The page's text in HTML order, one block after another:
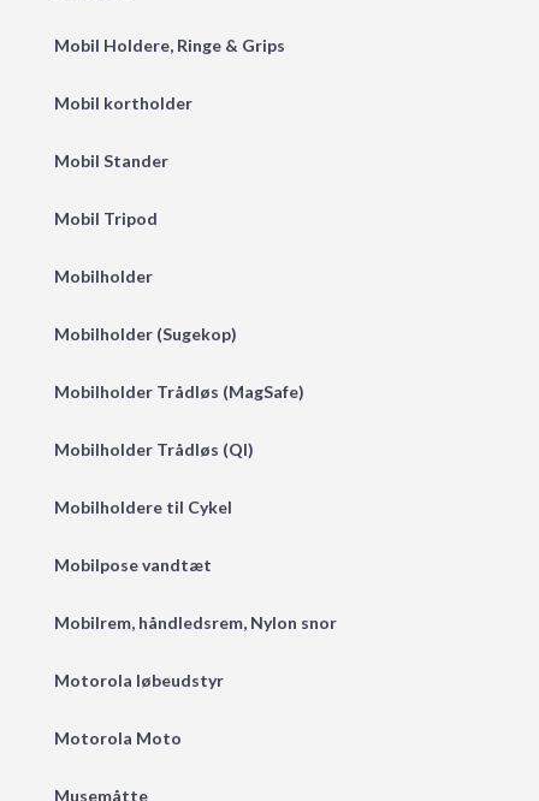
Mobil Holdere, Ringe & Grips
Mobil kortholder
Mobil Stander
Mobil Tripod
Mobilholder
Mobilholder (Sugekop)
Mobilholder Trådløs (MagSafe)
Mobilholder Trådløs (QI)
Mobilholdere til Cykel
Mobilpose vandtæt
Mobilrem, håndledsrem, Nylon snor
Motorola løbeudstyr
Motorola Moto
Musemåtte